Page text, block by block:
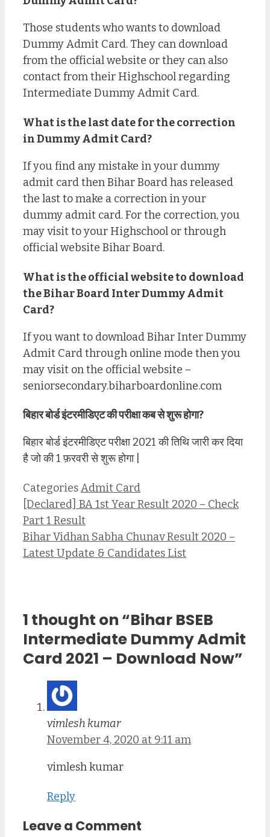
Those students who wants to download
Dummy Admit Card. They can download
from the official website or they can also
contact from their Highschool regarding
Intermediate Dummy Admit Card.
What is the last date for the correction
in Dummy Admit Card?
If you find any mistake in your dummy
admit card then Bihar Board has released
the last to make a correction in your
dummy admit card. For the correction, you
may visit to your Highschool or through
official website Bihar Board.
What is the official website to download
the Bihar Board Inter Dummy Admit
Card?
If you want to download Bihar Inter Dummy
Admit Card through online mode then you
may visit on the official website –
seniorsecondary.biharboardonline.com
बिहार बोर्ड इंटरमीडिएट की परीक्षा कब से शुरू होगा?
बिहार बोर्ड इंटरमीडिएट परीक्षा 2021 की तिथि जारी कर दिया
है जो की 1 फ़रवरी से शुरू होगा |
CategoriesAdmit Card
[Declared] BA 1st Year Result 2020 – Check
Part 1 Result
Bihar Vidhan Sabha Chunav Result 2020 –
Latest Update & Candidates List
1 thought on “Bihar BSEB
Intermediate Dummy Admit
Card 2021 – Download Now”
vimlesh kumar
November 4, 2020 at 9:11 am
vimlesh kumar
Reply
Leave a Comment